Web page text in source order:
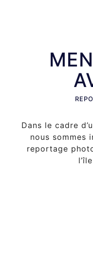
Dans le cadre
nous sommes
reportage